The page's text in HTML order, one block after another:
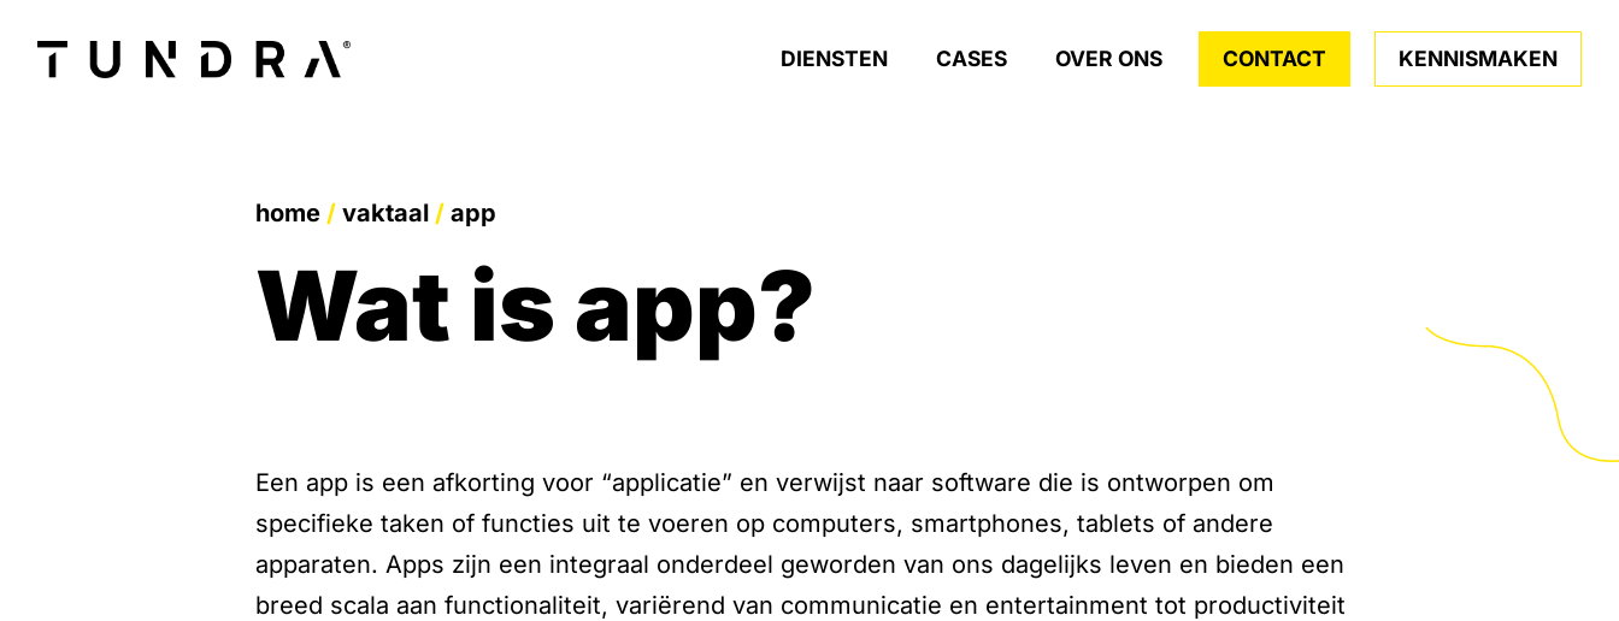
DIENSTEN CASES OVER ONS CONTACT KENNISMAKEN
home / vaktaal / app
wat is app?
Een app is een afkorting voor “applicatie” en verwijst naar software die is ontworpen om
specifieke taken of functies uit te voeren op computers, smartphones, tablets of andere
apparaten. Apps zijn een integraal onderdeel geworden van ons dagelijks leven en bieden een
breed scala aan functionaliteit, variërend van communicatie en entertainment tot productiviteit